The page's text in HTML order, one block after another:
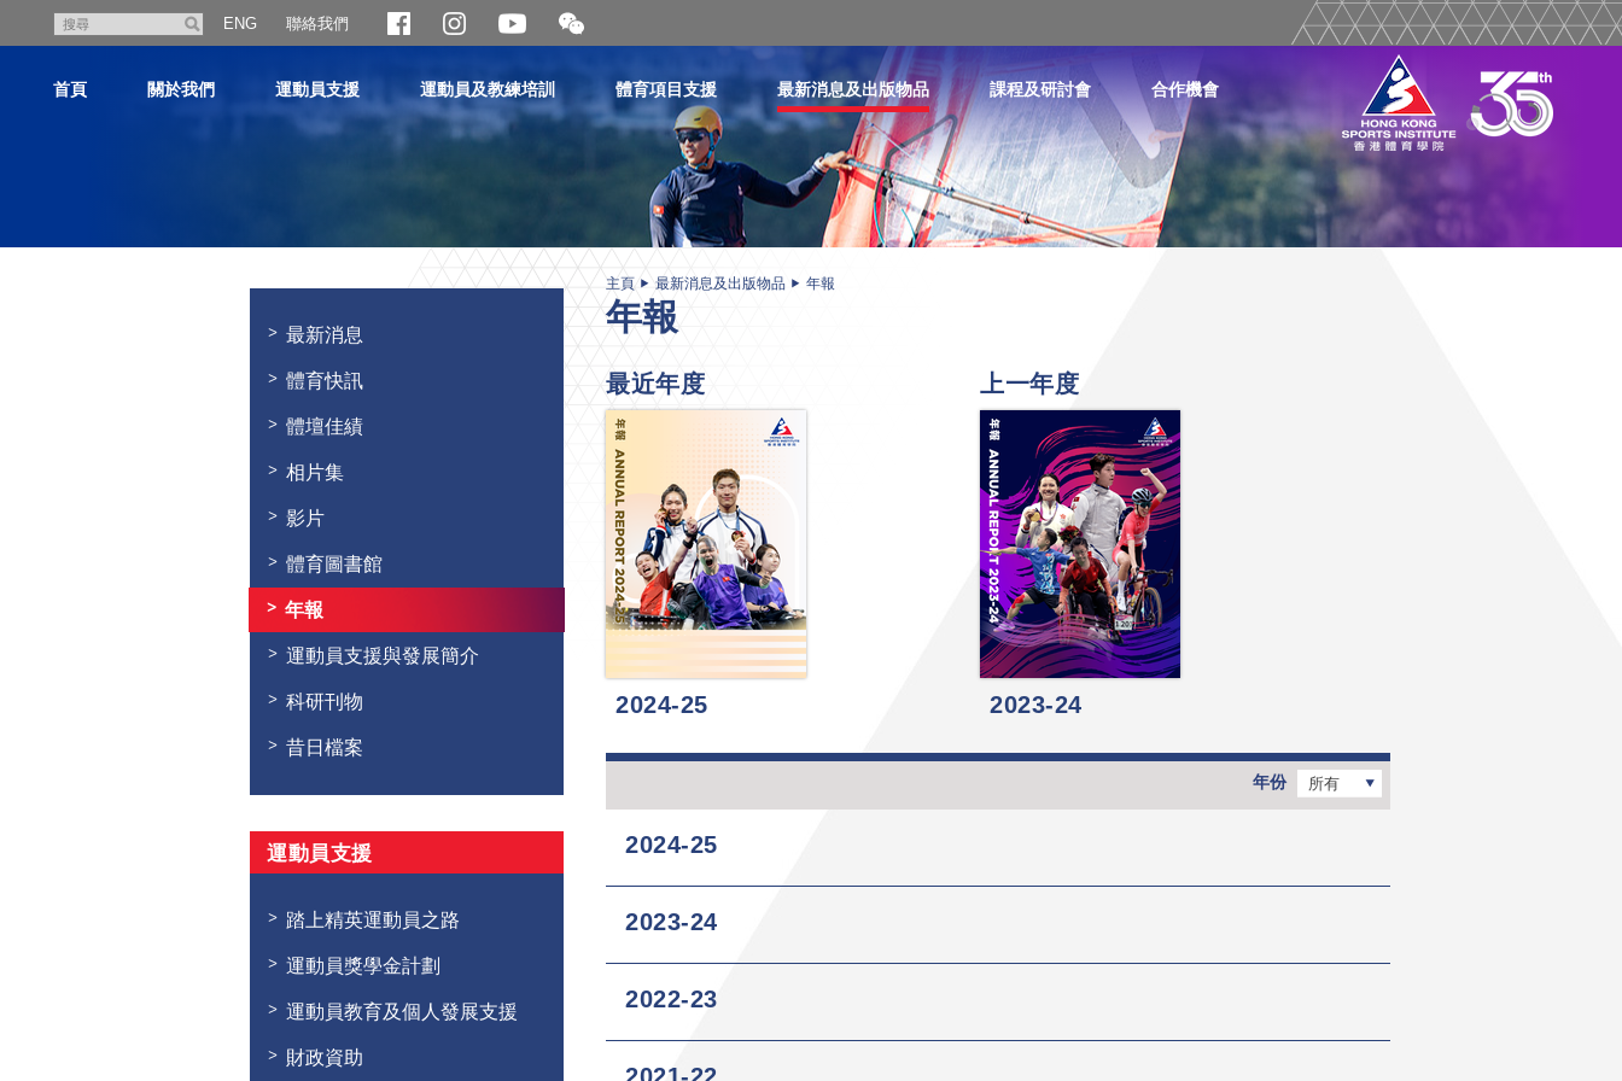
尋
ENG 聯絡我們
開
合
二
維
首頁 關於我們 運動員支援 運動員及教練培訓 體育項目支援 最新消息及出版物品 課程及研討會 合作機會
最新消息
體育快訊
體壇佳績
相片集
影片
體育圖書館
年報
運動員支援與發展簡介
科研刊物
昔日檔案
運動員支援
踏上精英運動員之路
運動員獎學金計劃
運動員教育及個人發展支援
財政資助
主頁 最新消息及出版物品 年報
年報
最近年度
2024-25
上一年度
2023-24
年份 所有
2024-25
2023-24
2022-23